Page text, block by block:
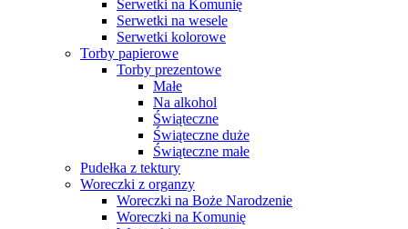
Serwetki na Komunię
Serwetki na wesele
Serwetki kolorowe
Torby papierowe
Torby prezentowe
Małe
Na alkohol
Świąteczne
Świąteczne duże
Świąteczne małe
Pudełka z tektury
Woreczki z organzy
Woreczki na Boże Narodzenie
Woreczki na Komunię